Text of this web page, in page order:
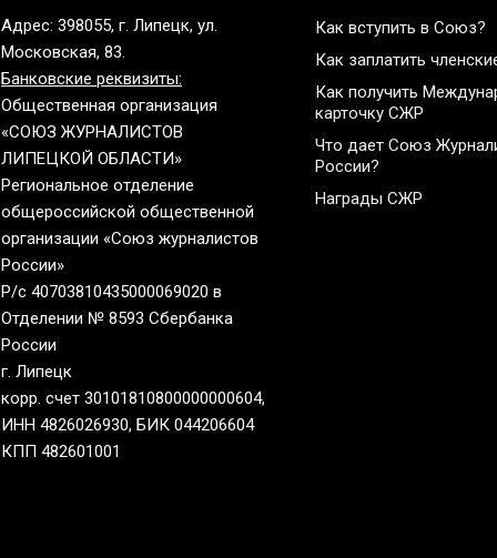
Адрес: 398055, г. Липецк, ул.
Московская, 83.
Банковские реквизиты:
Общественная организация
«СОЮЗ ЖУРНАЛИСТОВ
ЛИПЕЦКОЙ ОБЛАСТИ»
Региональное отделение
общероссийской общественной
организации «Союз журналистов
России»
Р/с 40703810435000069020 в
Отделении № 8593 Сбербанка
России
г. Липецк
корр. счет 30101810800000000604,
ИНН 4826026930, БИК 044206604
КПП 482601001
Как вступить в Союз?
Как заплатить
Как получить
карточку СЖР
Что дает Союз
России?
Награды СЖР